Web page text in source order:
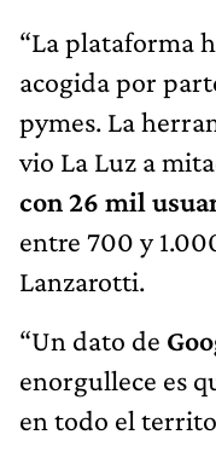
“La plataforma
acogida por
pymes. La
vio La Luz a
con 26 mil
entre 700 y
Lanzarotti.
“Un dato de
enorgullece es
en todo el